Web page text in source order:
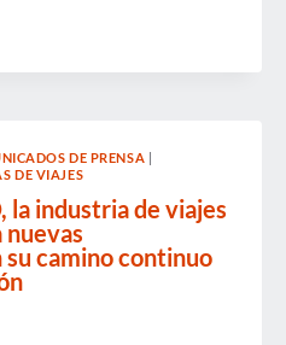
DE PRENSA |
DE VIAJES
la industria de viajes
nuevas
camino continuo